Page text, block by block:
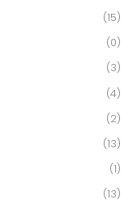
(15)
(0)
(3)
(4)
(2)
(13)
(1)
(13)